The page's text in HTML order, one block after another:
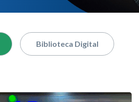
Biblioteca Digital